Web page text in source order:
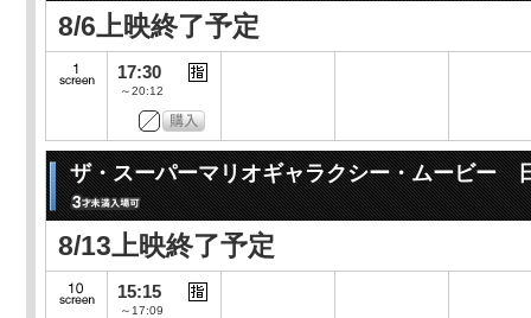
8/6上映終了予定
17:30
～20:12
ザ・スーパーマリオギャラクシー・ムービー
8/13上映終了予定
15:15
～17:09